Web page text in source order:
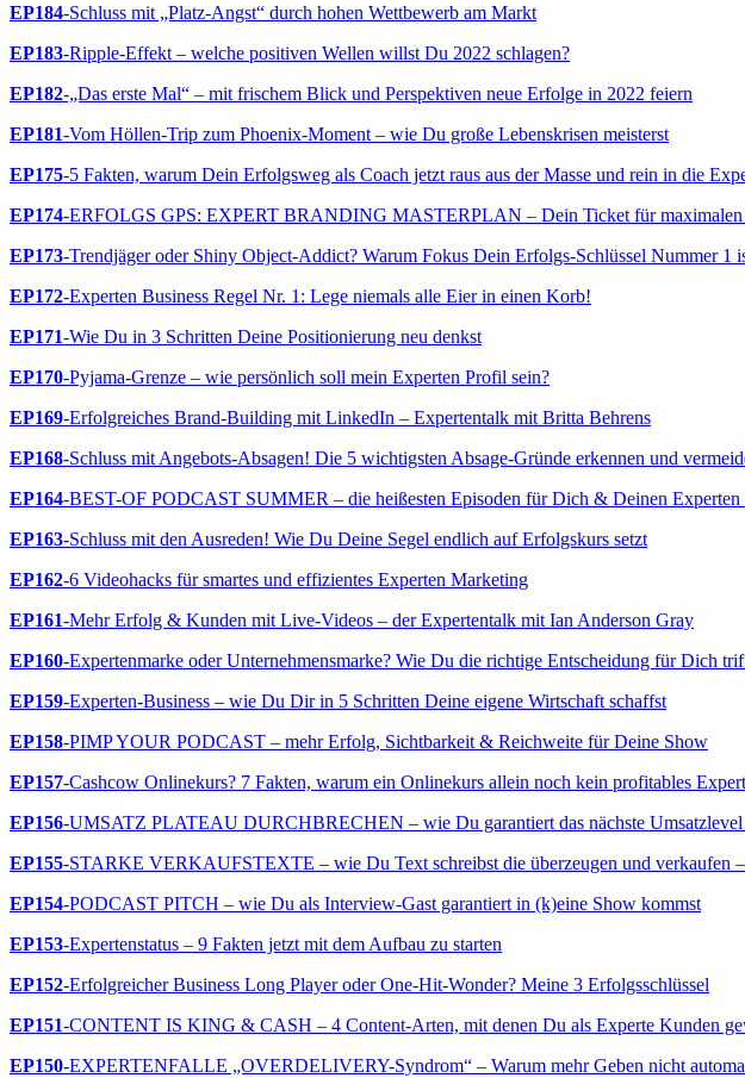
EP184-Schluss mit „Platz-Angst“ durch hohen Wettbewerb am Markt
EP183-Ripple-Effekt – welche positiven Wellen willst Du 2022 schlagen?
EP182-„Das erste Mal“ – mit frischem Blick und Perspektiven neue Erfolge in 2022 feiern
EP181-Vom Höllen-Trip zum Phoenix-Moment – wie Du große Lebenskrisen meisterst
EP175-5 Fakten, warum Dein Erfolgsweg als Coach jetzt raus aus der Masse und rein in die
EP174-ERFOLGS GPS: EXPERT BRANDING MASTERPLAN – Dein Ticket für
EP173-Trendjäger oder Shiny Object-Addict? Warum Fokus Dein Erfolgs-Schlüssel Nummer 1
EP172-Experten Business Regel Nr. 1: Lege niemals alle Eier in einen Korb!
EP171-Wie Du in 3 Schritten Deine Positionierung neu denkst
EP170-Pyjama-Grenze – wie persönlich soll mein Experten Profil sein?
EP169-Erfolgreiches Brand-Building mit LinkedIn – Expertentalk mit Britta Behrens
EP168-Schluss mit Angebots-Absagen! Die 5 wichtigsten Absage-Gründe erkennen und
EP164-BEST-OF PODCAST SUMMER – die heißesten Episoden für Dich & Deinen Experten
EP163-Schluss mit den Ausreden! Wie Du Deine Segel endlich auf Erfolgskurs setzt
EP162-6 Videohacks für smartes und effizientes Experten Marketing
EP161-Mehr Erfolg & Kunden mit Live-Videos – der Expertentalk mit Ian Anderson Gray
EP160-Expertenmarke oder Unternehmensmarke? Wie Du die richtige Entscheidung für Dich
EP159-Experten-Business – wie Du Dir in 5 Schritten Deine eigene Wirtschaft schaffst
EP158-PIMP YOUR PODCAST – mehr Erfolg, Sichtbarkeit & Reichweite für Deine Show
EP157-Cashcow Onlinekurs? 7 Fakten, warum ein Onlinekurs allein noch kein profitables
EP156-UMSATZ PLATEAU DURCHBRECHEN – wie Du garantiert das nächste Umsatzlevel
EP155-STARKE VERKAUFSTEXTE – wie Du Text schreibst die überzeugen und verkaufen
EP154-PODCAST PITCH – wie Du als Interview-Gast garantiert in (k)eine Show kommst
EP153-Expertenstatus – 9 Fakten jetzt mit dem Aufbau zu starten
EP152-Erfolgreicher Business Long Player oder One-Hit-Wonder? Meine 3 Erfolgsschlüssel
EP151-CONTENT IS KING & CASH – 4 Content-Arten, mit denen Du als Experte Kunden
EP150-EXPERTENFALLE „OVERDELIVERY-Syndrom“ – Warum mehr Geben nicht